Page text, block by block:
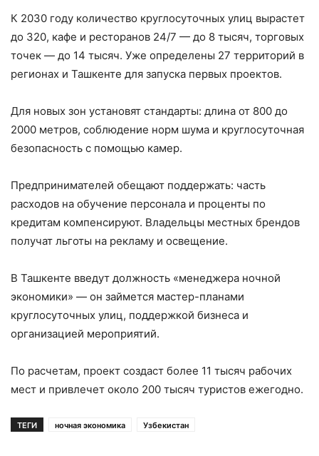
К 2030 году количество круглосуточных улиц вырастет
до 320, кафе и ресторанов 24/7 — до 8 тысяч, торговых
точек — до 14 тысяч. Уже определены 27 территорий в
регионах и Ташкенте для запуска первых проектов.
Для новых зон установят стандарты: длина от 800 до
2000 метров, соблюдение норм шума и круглосуточная
безопасность с помощью камер.
Предпринимателей обещают поддержать: часть
расходов на обучение персонала и проценты по
кредитам компенсируют. Владельцы местных брендов
получат льготы на рекламу и освещение.
В Ташкенте введут должность «менеджера ночной
экономики» — он займется мастер-планами
круглосуточных улиц, поддержкой бизнеса и
организацией мероприятий.
По расчетам, проект создаст более 11 тысяч рабочих
мест и привлечет около 200 тысяч туристов ежегодно.
ТЕГИ ночная экономика Узбекистан